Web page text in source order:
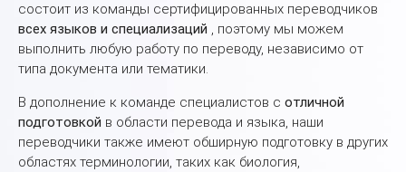
состоит из команды сертифицированных переводчиков
всех языков и специализаций , поэтому мы можем
выполнить любую работу по переводу, независимо от
типа документа или тематики.
В дополнение к команде специалистов с отличной
подготовкой в ​​области перевода и языка, наши
переводчики также имеют обширную подготовку в других
областях терминологии, таких как биология,